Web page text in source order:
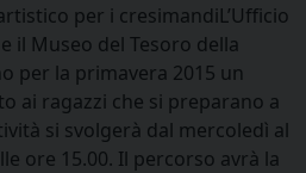
per i cresimandiL’Ufficio
il Museo del Tesoro della
per la primavera 2015 un
ai ragazzi che si preparano a
si svolgerà dal mercoledì al
ore 15.00. Il percorso avrà la